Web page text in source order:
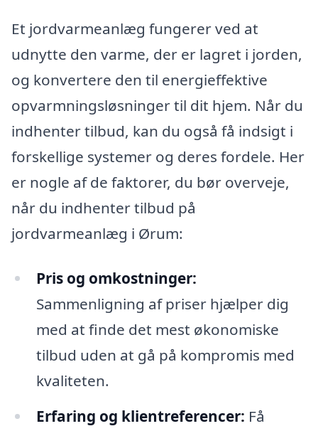
Et jordvarmeanlæg fungerer ved at
udnytte den varme, der er lagret i jorden,
og konvertere den til energieffektive
opvarmningsløsninger til dit hjem. Når du
indhenter tilbud, kan du også få indsigt i
forskellige systemer og deres fordele. Her
er nogle af de faktorer, du bør overveje,
når du indhenter tilbud på
jordvarmeanlæg i Ørum:
Pris og omkostninger:
Sammenligning af priser hjælper dig
med at finde det mest økonomiske
tilbud uden at gå på kompromis med
kvaliteten.
Erfaring og klientreferencer: Få